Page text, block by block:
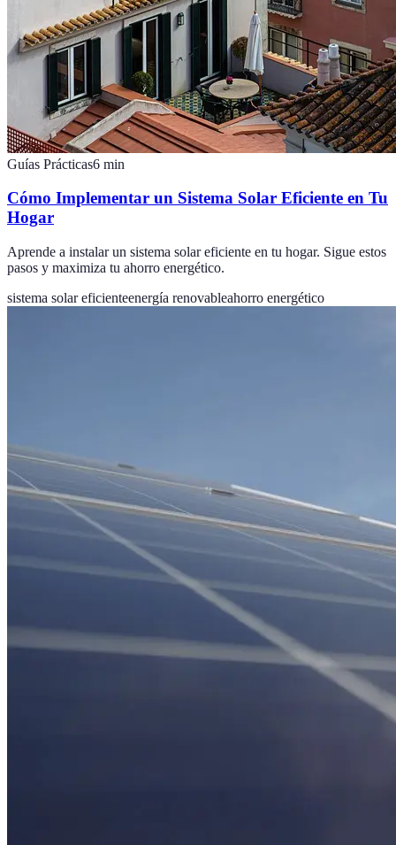
Guías Prácticas6 min
Cómo Implementar un Sistema Solar Eficiente en Tu
Hogar
Aprende a instalar un sistema solar eficiente en tu hogar. Sigue estos
pasos y maximiza tu ahorro energético.
sistema solar eficienteenergía renovableahorro energético